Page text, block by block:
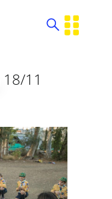
11